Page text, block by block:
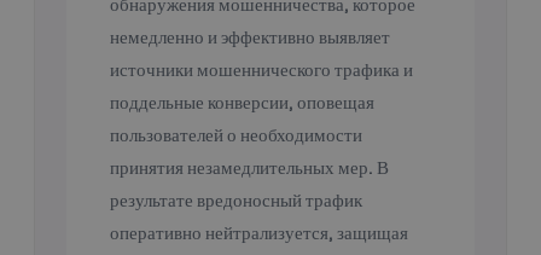
обнаружения мошенничества, которое
немедленно и эффективно выявляет
источники мошеннического трафика и
поддельные конверсии, оповещая
пользователей о необходимости
принятия незамедлительных мер. В
результате вредоносный трафик
оперативно нейтрализуется, защищая